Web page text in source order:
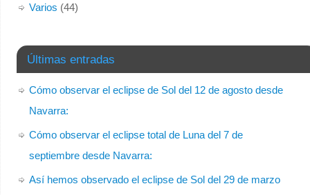
Varios (44)
Últimas entradas
Cómo observar el eclipse de Sol del 12 de agosto desde
Navarra:
Cómo observar el eclipse total de Luna del 7 de
septiembre desde Navarra:
Así hemos observado el eclipse de Sol del 29 de marzo